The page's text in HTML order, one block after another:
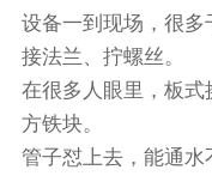
设备一到现场，很
接法兰、拧螺丝。
在很多人眼里，板式
方铁块。
管子怼上去，能通水